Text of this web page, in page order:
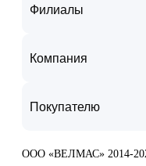
Филиалы
Компания
Покупателю
ООО «ВЕЛМАС» 2014-